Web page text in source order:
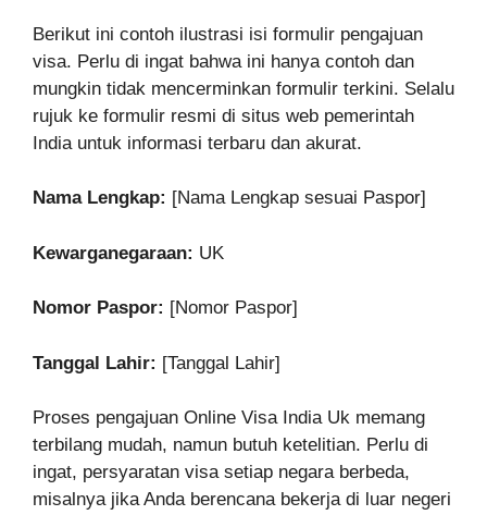
Berikut ini contoh ilustrasi isi formulir pengajuan
visa. Perlu di ingat bahwa ini hanya contoh dan
mungkin tidak mencerminkan formulir terkini. Selalu
rujuk ke formulir resmi di situs web pemerintah
India untuk informasi terbaru dan akurat.
Nama Lengkap: [Nama Lengkap sesuai Paspor]
Kewarganegaraan: UK
Nomor Paspor: [Nomor Paspor]
Tanggal Lahir: [Tanggal Lahir]
Proses pengajuan Online Visa India Uk memang
terbilang mudah, namun butuh ketelitian. Perlu di
ingat, persyaratan visa setiap negara berbeda,
misalnya jika Anda berencana bekerja di luar negeri